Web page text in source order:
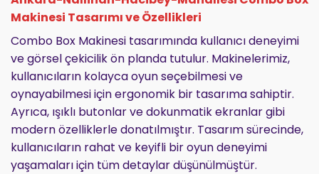
Makinesi Tasarımı ve Özellikleri
Combo Box Makinesi tasarımında kullanıcı deneyimi
ve görsel çekicilik ön planda tutulur. Makinelerimiz,
kullanıcıların kolayca oyun seçebilmesi ve
oynayabilmesi için ergonomik bir tasarıma sahiptir.
Ayrıca, ışıklı butonlar ve dokunmatik ekranlar gibi
modern özelliklerle donatılmıştır. Tasarım sürecinde,
kullanıcıların rahat ve keyifli bir oyun deneyimi
yaşamaları için tüm detaylar düşünülmüştür.